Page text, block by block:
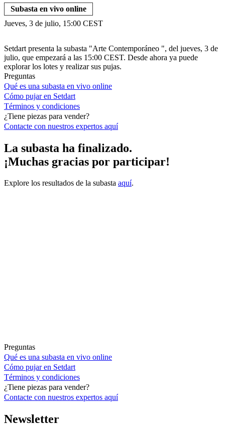
Subasta en vivo online
Jueves, 3 de julio, 15:00 CEST
Setdart presenta la subasta "Arte Contemporáneo ", del jueves, 3 de
julio, que empezará a las 15:00 CEST. Desde ahora ya puede
explorar los lotes y realizar sus pujas.
Preguntas
Qué es una subasta en vivo online
Cómo pujar en Setdart
Términos y condiciones
¿Tiene piezas para vender?
Contacte con nuestros expertos aquí
La subasta ha finalizado.
¡Muchas gracias por participar!
Explore los resultados de la subasta aquí.
Preguntas
Qué es una subasta en vivo online
Cómo pujar en Setdart
Términos y condiciones
¿Tiene piezas para vender?
Contacte con nuestros expertos aquí
Newsletter